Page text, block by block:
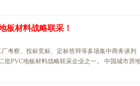
板材料战略联采！
考察、投标竞标、定标答辩等多场集中商务谈判
批PVC地板材料战略联采企业之一。 中国城市房